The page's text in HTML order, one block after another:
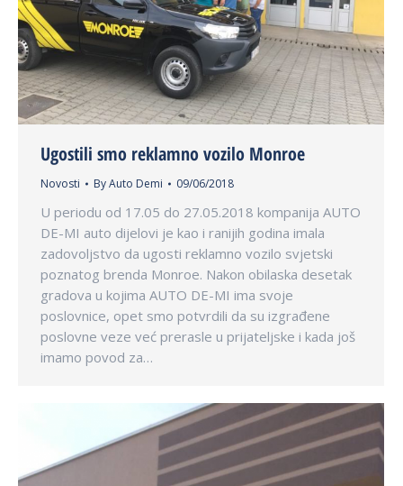
Ugostili smo reklamno vozilo Monroe
Novosti ByAuto Demi 09/06/2018
U periodu od 17.05 do 27.05.2018 kompanija AUTO
DE-MI auto dijelovi je kao i ranijih godina imala
zadovoljstvo da ugosti reklamno vozilo svjetski
poznatog brenda Monroe. Nakon obilaska desetak
gradova u kojima AUTO DE-MI ima svoje
poslovnice, opet smo potvrdili da su izgrađene
poslovne veze već prerasle u prijateljske i kada još
imamo povod za…